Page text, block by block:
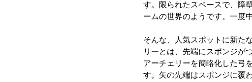
す。限られたスペースで、障
ームの世界のようです。一度
そんな、人気スポットに新た
リーとは、先端にスポンジが
アーチェリーを簡略化した弓
す。矢の先端はスポンジに覆